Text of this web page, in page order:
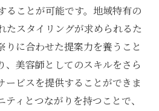
川越市今成の美容院求人の
容院求人が求めるスキルと
に発揮できる職場の見つけ
ることが可能です。地域特有の
たスタイリングが求められるた
りに合わせた提案力を養うこと
、美容師としてのスキルをさら
ービスを提供することができま
ィとつながりを持つことで、